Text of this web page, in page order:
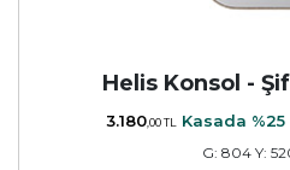
Helis Konsol -
3.180,00 TL Kasada
G: 804 Y: